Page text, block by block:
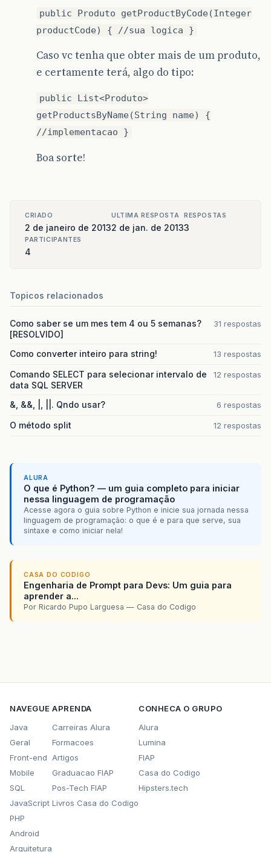
public Produto getProductByCode(Integer
productCode) { //sua logica }
Caso vc tenha que obter mais de um produto,
e certamente terá, algo do tipo:
public List<Produto>
getProductsByName(String name) {
//implementacao }
Boa sorte!
CRIADO
2 de janeiro de 2013
ULTIMA RESPOSTA
2 de jan. de 2013
RESPOSTAS
3
PARTICIPANTES
4
Topicos relacionados
Como saber se um mes tem 4 ou 5 semanas?
[RESOLVIDO]
31 respostas
Como converter inteiro para string! 13 respostas
Comando SELECT para selecionar intervalo de
data SQL SERVER
12 respostas
&, &&, |, ||. Qndo usar? 6 respostas
O método split 12 respostas
ALURA
O que é Python? — um guia completo para iniciar
nessa linguagem de programação
Acesse agora o guia sobre Python e inicie sua jornada nessa
linguagem de programação: o que é e para que serve, sua
sintaxe e como iniciar nela!
CASA DO CODIGO
Engenharia de Prompt para Devs: Um guia para
aprender a...
Por Ricardo Pupo Larguesa — Casa do Codigo
NAVEGUE
Java
Geral
Front-end
Mobile
SQL
JavaScript
PHP
Android
Arquitetura
APRENDA
Carreiras Alura
Formacoes
Artigos
Graduacao FIAP
Pos-Tech FIAP
Livros Casa do Codigo
CONHECA O GRUPO
Alura
Lumina
FIAP
Casa do Codigo
Hipsters.tech